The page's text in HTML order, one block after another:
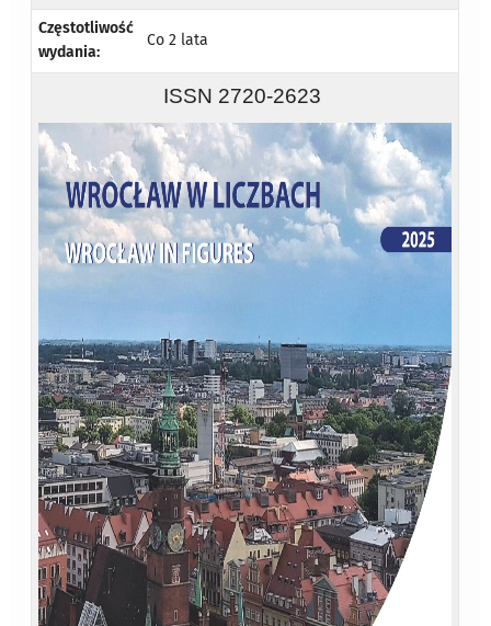
Częstotliwość
wydania:
Co 2 lata
ISSN 2720-2623